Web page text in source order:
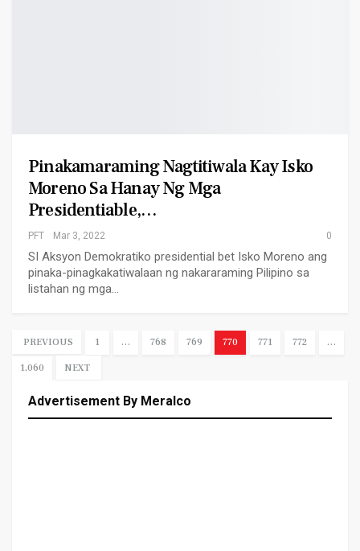
Pinakamaraming Nagtitiwala Kay Isko
Moreno Sa Hanay Ng Mga
Presidentiable,…
PFT Mar 3, 2022 0
SI Aksyon Demokratiko presidential bet Isko Moreno ang
pinaka-pinagkakatiwalaan ng nakararaming Pilipino sa
listahan ng mga…
PREVIOUS 1 … 768 769 770 771 772 …
1,060 NEXT
Advertisement By Meralco